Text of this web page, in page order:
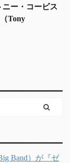
ー・コービス
Tony
Band）が『ゼ